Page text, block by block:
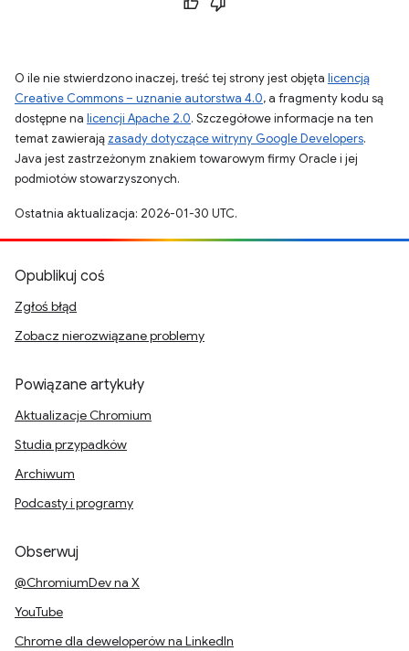
O ile nie stwierdzono inaczej, treść tej strony jest objęta licencją
Creative Commons – uznanie autorstwa 4.0, a fragmenty kodu są
dostępne na licencji Apache 2.0. Szczegółowe informacje na ten
temat zawierają zasady dotyczące witryny Google Developers.
Java jest zastrzeżonym znakiem towarowym firmy Oracle i jej
podmiotów stowarzyszonych.
Ostatnia aktualizacja: 2026-01-30 UTC.
Opublikuj coś
Zgłoś błąd
Zobacz nierozwiązane problemy
Powiązane artykuły
Aktualizacje Chromium
Studia przypadków
Archiwum
Podcasty i programy
Obserwuj
@ChromiumDev na X
YouTube
Chrome dla deweloperów na LinkedIn